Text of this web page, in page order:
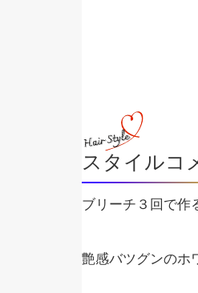
スタイルコ
ブリーチ３回で作
艶感バツグンのホ